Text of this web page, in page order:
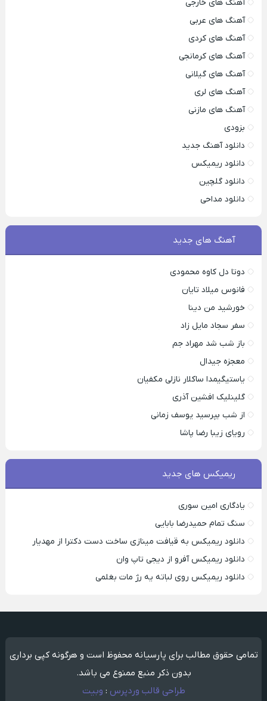
آهنگ های خارجی
آهنگ های عربی
آهنگ های کردی
آهنگ های کرمانجی
آهنگ های گیلانی
آهنگ های لری
آهنگ های مازنی
بزودی
دانلود آهنگ جدید
دانلود ریمیکس
دانلود گلچین
دانلود مداحی
آهنگ های جدید
دوتا دل کاوه محمودی
فانوس میلاد تایان
خورشید من دینا
سفر سجاد مایل زاد
باز شب شد مهراد جم
معجزه جیدال
یاستیگیمدا ساکلار نازلی مکفیان
گلینلیک افشین آذری
از شب بپرسید یوسف زمانی
رویای زیبا رضا پاشا
ریمیکس های جدید
یادگاری امین سوری
سنگ تمام حمیدرضا بابایی
دانلود ریمیکس به قیافت مینازی ساخت دست دکترا از مهدیار
دانلود ریمیکس آفرو از ديجی تاپ وان
دانلود ریمیکس روی لباته یه رژ مات بغلمی
تمامی حقوق مطالب برای پارسیانه محفوظ است و هرگونه کپی برداری
بدون ذکر منبع ممنوع می باشد.
طراحی قالب وردپرس : وبیت